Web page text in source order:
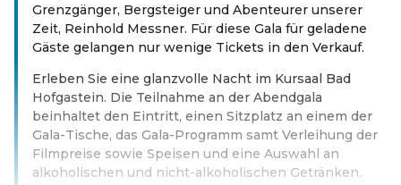
Grenzgänger, Bergsteiger und Abenteurer unserer
Zeit, Reinhold Messner. Für diese Gala für geladene
Gäste gelangen nur wenige Tickets in den Verkauf.
Erleben Sie eine glanzvolle Nacht im Kursaal Bad
Hofgastein. Die Teilnahme an der Abendgala
beinhaltet den Eintritt, einen Sitzplatz an einem der
Gala-Tische, das Gala-Programm samt Verleihung der
Filmpreise sowie Speisen und eine Auswahl an
alkoholischen und nicht-alkoholischen Getränken.